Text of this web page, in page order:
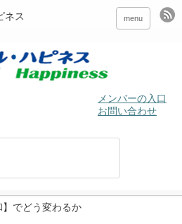
ネス
メンバーの入口
お問い合わせ
menu
】でどう変わるか